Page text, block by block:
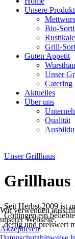
Unsere
Bio-
Grill-
Guten Appetit
Unser
Catering
Aktuelles
Über uns
Qualität
Unser Grillhaus
Grillhaus
Seit Herbst 2009 ist
Göttingen ein
deftig und preiswert
Wir verwenden
unserer Webseite.
Akzeptieren